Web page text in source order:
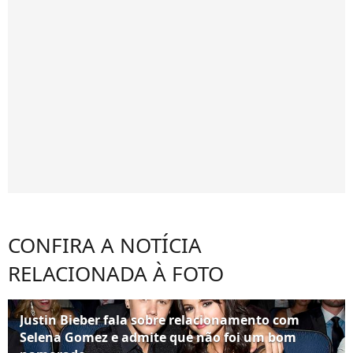
CONFIRA A NOTÍCIA
RELACIONADA À FOTO
Justin Bieber fala sobre relacionamento com
Selena Gomez e admite que não foi um bom